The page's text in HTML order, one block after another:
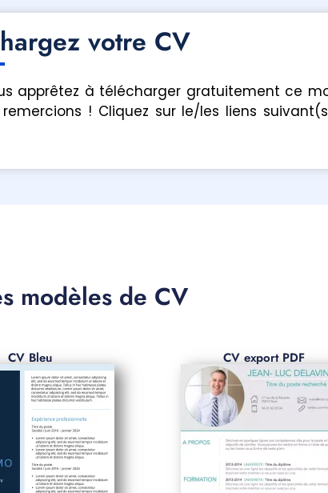
votre CV
apprêtez à télécharger gratuitement ce
! Cliquez sur le/les liens
modèles de CV
CV Bleu CV export PDF